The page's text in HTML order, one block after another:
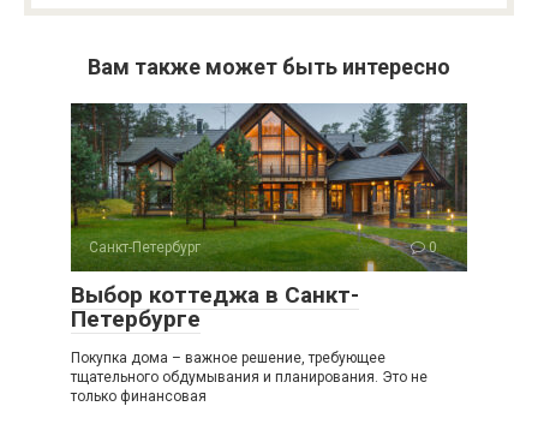
Вам также может быть интересно
Санкт-Петербург 0
Выбор коттеджа в Санкт-
Петербурге
Покупка дома – важное решение, требующее
тщательного обдумывания и планирования. Это не
только финансовая